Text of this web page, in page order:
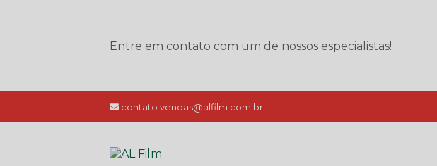
Entre em contato com um de nossos especialistas!
contato.vendas@alfilm.com.br